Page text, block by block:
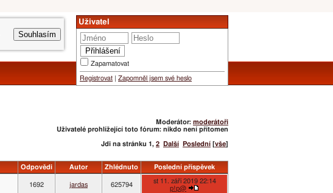
Souhlasím
Uživatel
Zapamatovat
Registrovat Zapomněl jsem své heslo
Moderátor: moderátoři
Uživatelé prohlížející toto fórum: nikdo není přítomen
Jdi na stránku 1, 2 Další Poslední [vše]
Odpovědi Autor Zhlédnuto Poslední příspěvek
1692 jardas 625794
st 11. září 2019 22:14
p!p@